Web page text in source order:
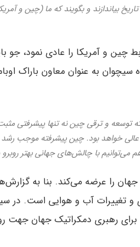
ما نگاهی به تاریخ بیاندازند و بگویند که ما (چین و
روابط چین و آمریکا را عادی نمود،
که توسعه و ترقی چین نه تنها پیشرفتی
عالی خواهد بود. چین پیشرفته موجب
می‌توانیم با چالش‌های جهانی بهتر
را عرضه می‌کند. بنا به
و تغییرات آب و هوایی است. در
برای رهبری دمکراتیک جهان جهت